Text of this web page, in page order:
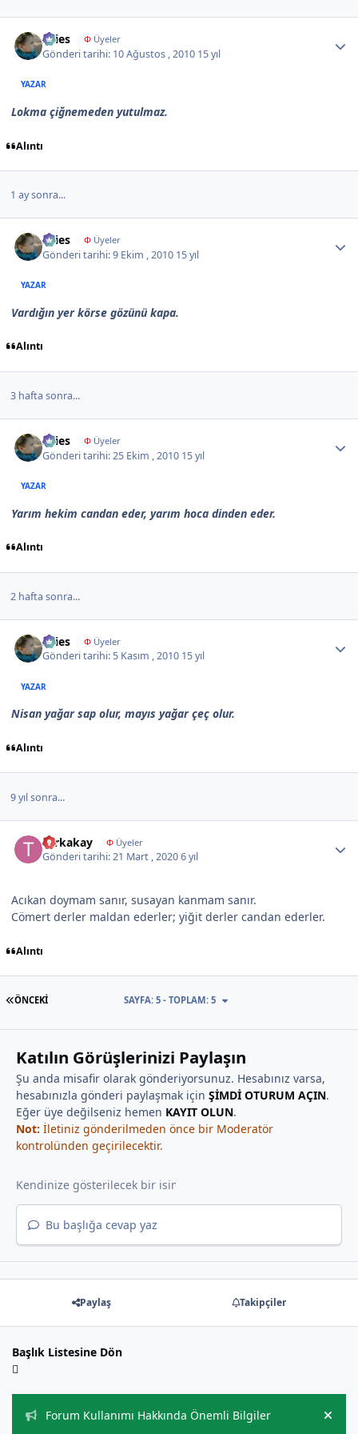
Aries ΦÜyeler
Gönderi tarihi: 10 Ağustos , 2010 15 yıl
YAZAR
Lokma çiğnemeden yutulmaz.
Alıntı
1 ay sonra...
Aries ΦÜyeler
Gönderi tarihi:9 Ekim , 2010 15 yıl
YAZAR
Vardığın yer körse gözünü kapa.
Alıntı
3 hafta sonra...
Aries ΦÜyeler
Gönderi tarihi:25 Ekim , 2010 15 yıl
YAZAR
Yarım hekim candan eder, yarım hoca dinden eder.
Alıntı
2 hafta sonra...
Aries ΦÜyeler
Gönderi tarihi: 5 Kasım , 2010 15 yıl
YAZAR
Nisan yağar sap olur, mayıs yağar çeç olur.
Alıntı
9 yıl sonra...
turkakay ΦÜyeler
Gönderi tarihi:21 Mart , 20206 yıl
Acıkan doymam sanır, susayan kanmam sanır.
Cömert derler maldan ederler; yiğit derler candan ederler.
Alıntı
İLK SAYFA
ÖNCEKI SAYFA: 5 - TOPLAM: 5
Katılın Görüşlerinizi Paylaşın
Şu anda misafir olarak gönderiyorsunuz. Hesabınız varsa,
hesabınızla gönderi paylaşmak için ŞİMDİ OTURUM AÇIN.
Eğer üye değilseniz hemen KAYIT OLUN.
Not: İletiniz gönderilmeden önce bir Moderatör
kontrolünden geçirilecektir.
Bu başlığa cevap yaz
Paylaş Takipçiler
Başlık Listesine Dön
Forum Kullanımı Hakkında Önemli Bilgiler
Hide